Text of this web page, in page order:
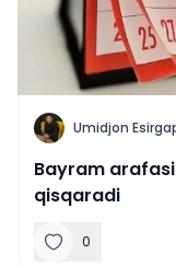
U Umidjon
Bayram
qisqaradi
0